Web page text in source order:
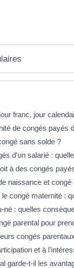
franc, jour
de congés payés
sans solde ?
d'un salarié :
à des congés
naissance et
congé maternité :
né : quelles
parental pour
congés
et à
garde-t-il les